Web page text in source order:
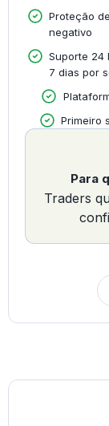
Proteção
negativo
Suporte 24
7 dias por
Primeiro
Para
Traders